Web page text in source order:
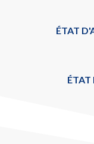
ÉTAT
ÉTAT